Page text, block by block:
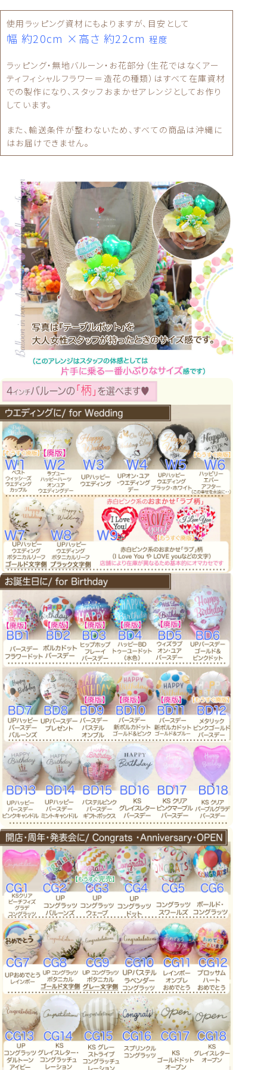
使用ラッピング資材にもよりますが、目安として
幅 約20cm ×高さ 約22cm程度
ラッピング・無地バルーン・お花部分（生花ではなくアー
ティフィシャルフラワー＝造花の種類）はすべて在庫資材
での製作になり、スタッフおまかせアレンジとしてお作り
しています。
また、輸送条件が整わないため、すべての商品は沖縄に
はお届けできません。